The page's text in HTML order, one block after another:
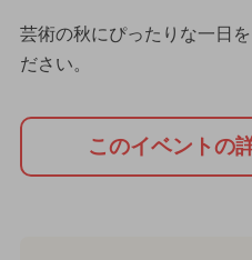
芸術の秋にぴったりな一日
ださい。
このイベントの